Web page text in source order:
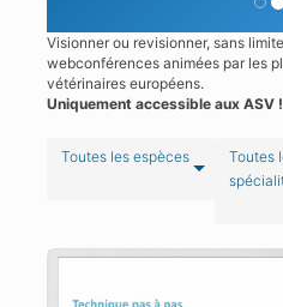
Visionner ou revisionner, sans
webconférences animées par les
vétérinaires européens.
Uniquement accessible aux ASV !
Toutes les espèces
Toutes